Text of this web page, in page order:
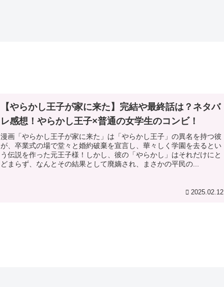
【やらかし王子が家に来た】完結や最終話は？ネタバ
レ感想！やらかし王子×普通の女学生のコンビ！
漫画「やらかし王子が家に来た」は「やらかし王子」の異名を持つ彼
が、卒業式の場で堂々と婚約破棄を宣言し、華々しく学園を去るとい
う伝説を作った元王子様！しかし、彼の「やらかし」はそれだけにと
どまらず、なんとその結果として廃嫡され、まさかの平民の...
2025.02.12